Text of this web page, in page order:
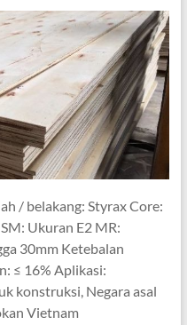
/ belakang: Styrax Core:
Ukuran E2 MR:
30mm Ketebalan
≤ 16% Aplikasi:
konstruksi, Negara asal
Vietnam